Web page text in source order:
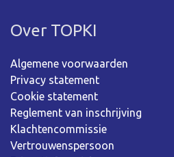
Over TOPKI
Algemene voorwaarden
Privacy statement
Cookie statement
Reglement van inschrijving
Klachtencommissie
Vertrouwenspersoon